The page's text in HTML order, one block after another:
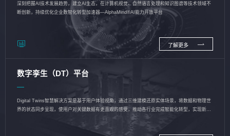
深刻把握AI技术发展趋势，建立AI生态，在计算机视觉、自然语言处理和知识图谱等技术领域不
断创新，持续优化企业数智化转型加速器—AlphaMind®AI能力开放平台
了解更多
数字孪生（DT）平台
Digital Twins智慧解决方案是基于用户体验视角，通过三维建模还原实体场景，将数据和物理世
界的状态同步呈现，使用户对关键数据有更直观的感受，推动各行业完成智能化转型，实现新旧